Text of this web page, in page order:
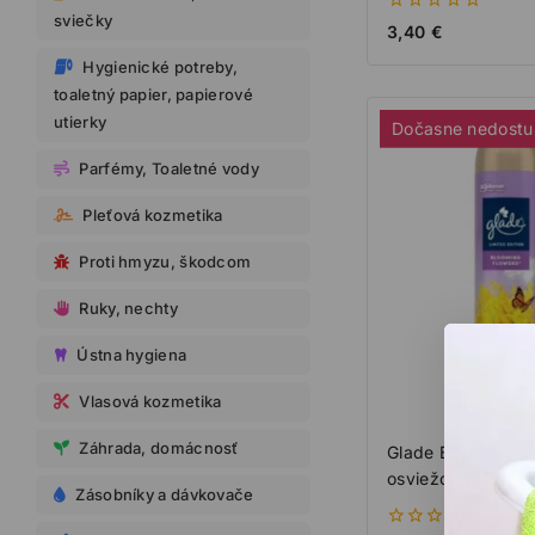
0
z
3,40 €
Dočasne
Glade Blooming
osviežovač
sviečky
Hygienické potreby,
toaletný papier, papierové
utierky
Parfémy, Toaletné vody
Pleťová kozmetika
Proti hmyzu, škodcom
Ruky, nechty
Ústna hygiena
Vlasová kozmetika
Záhrada, domácnosť
Zásobníky a dávkovače